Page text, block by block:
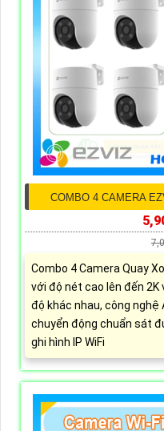
COMBO 4 CAMERA
Combo 4 Camera Quay
với độ nét cao lên đến
độ khác nhau, công nghệ
chuyển động chuẩn sát
ghi hình IP WiFi